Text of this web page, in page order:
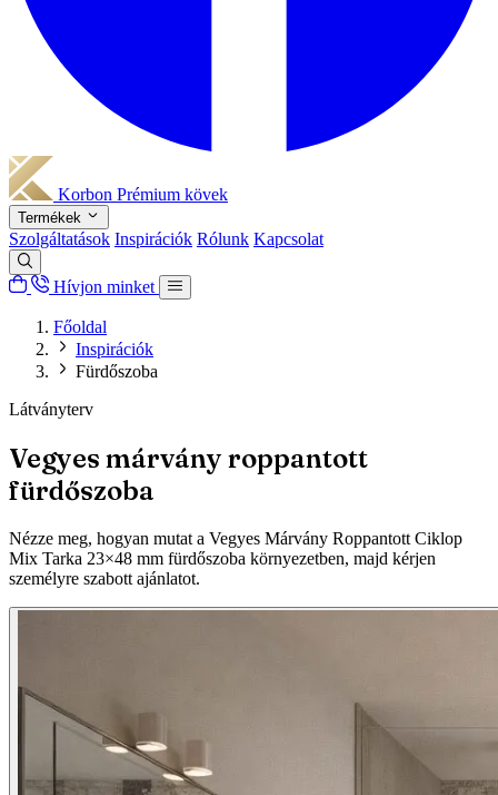
Korbon Prémium kövek
Termékek
Szolgáltatások Inspirációk Rólunk Kapcsolat
Hívjon minket
Főoldal
Inspirációk
Fürdőszoba
Látványterv
Vegyes márvány roppantott
fürdőszoba
Nézze meg, hogyan mutat a Vegyes Márvány Roppantott Ciklop
Mix Tarka 23×48 mm fürdőszoba környezetben, majd kérjen
személyre szabott ajánlatot.